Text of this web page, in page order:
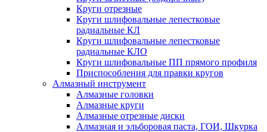
Круги отрезные
Круги шлифовальные лепестковые
радиальные КЛ
Круги шлифовальные лепестковые
радиальные КЛО
Круги шлифовальные ПП прямого профиля
Приспособления для правки кругов
Алмазный инструмент
Алмазные головки
Алмазные круги
Алмазные отрезные диски
Алмазная и эльборовая паста, ГОИ, Шкурка